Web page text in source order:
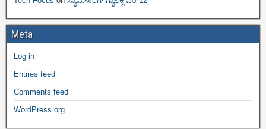
Meta
Log in
Entries feed
Comments feed
WordPress.org